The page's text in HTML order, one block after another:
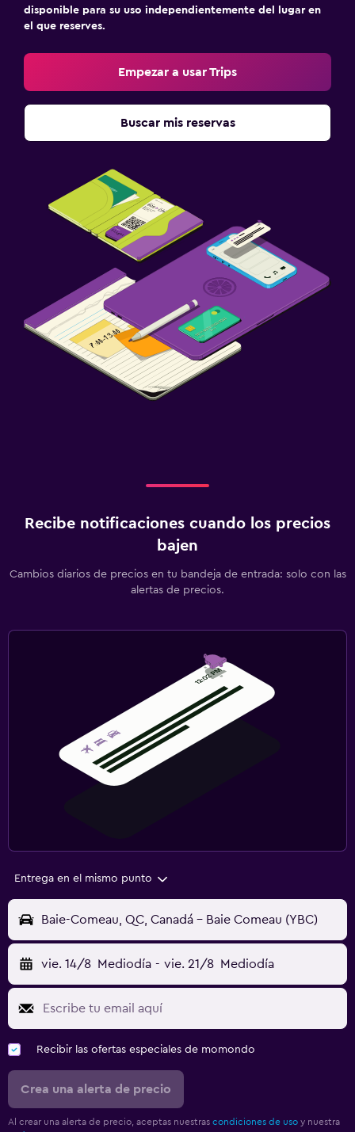
disponible para su uso independientemente del lugar en
el que reserves.
Empezar a usar Trips
Buscar mis reservas
Recibe notificaciones cuando los precios
bajen
Cambios diarios de precios en tu bandeja de entrada: solo con las
alertas de precios.
Entrega en el mismo punto
Baie-Comeau, QC, Canadá - Baie Comeau (YBC)
vie. 14/8 Mediodía - vie. 21/8 Mediodía
Recibir las ofertas especiales de momondo
Crea una alerta de precio
Al crear una alerta de precio, aceptas nuestras condiciones de uso y nuestra